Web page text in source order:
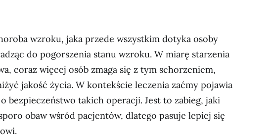
wzroku, jaka przede wszystkim dotyka osoby
do pogorszenia stanu wzroku. W miarę starzenia
coraz więcej osób zmaga się z tym schorzeniem,
jakość życia. W kontekście leczenia zaćmy pojawia
bezpieczeństwo takich operacji. Jest to zabieg, jaki
obaw wśród pacjentów, dlatego pasuje lepiej się